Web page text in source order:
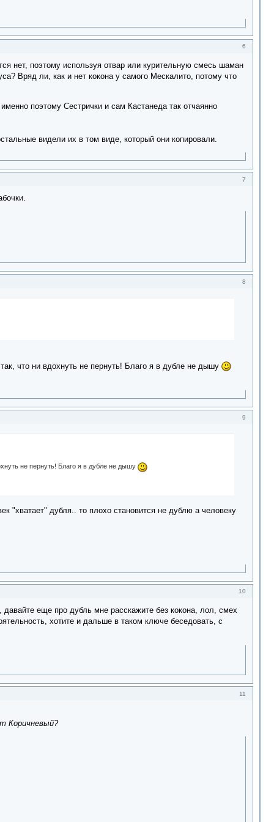
6
нет, поэтому используя отвар или курительную смесь шаман
Вряд ли, как и нет кокона у самого Мескалито, потому что
поэтому Сестрички и сам Кастанеда так отчаянно
видели их в том виде, который они копировали.
7
8
что ни вдохнуть не пернуть! Благо я в дубле не дышу
9
не пернуть! Благо я в дубле не дышу
"хватает" дубля.. то плохо становится не дублю а человеку
10
еще про дубль мне расскажите без кокона, лол, смех
хотите и дальше в таком ключе беседовать, с
11
Коричневый?